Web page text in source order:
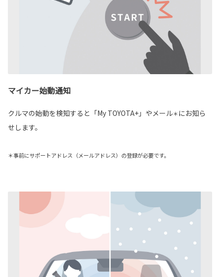
マイカー始動通知
クルマの始動を検知すると「My TOYOTA+」やメール＊ にお知ら
せします。
＊事前にサポートアドレス（メールアドレス）の登録が必要です。